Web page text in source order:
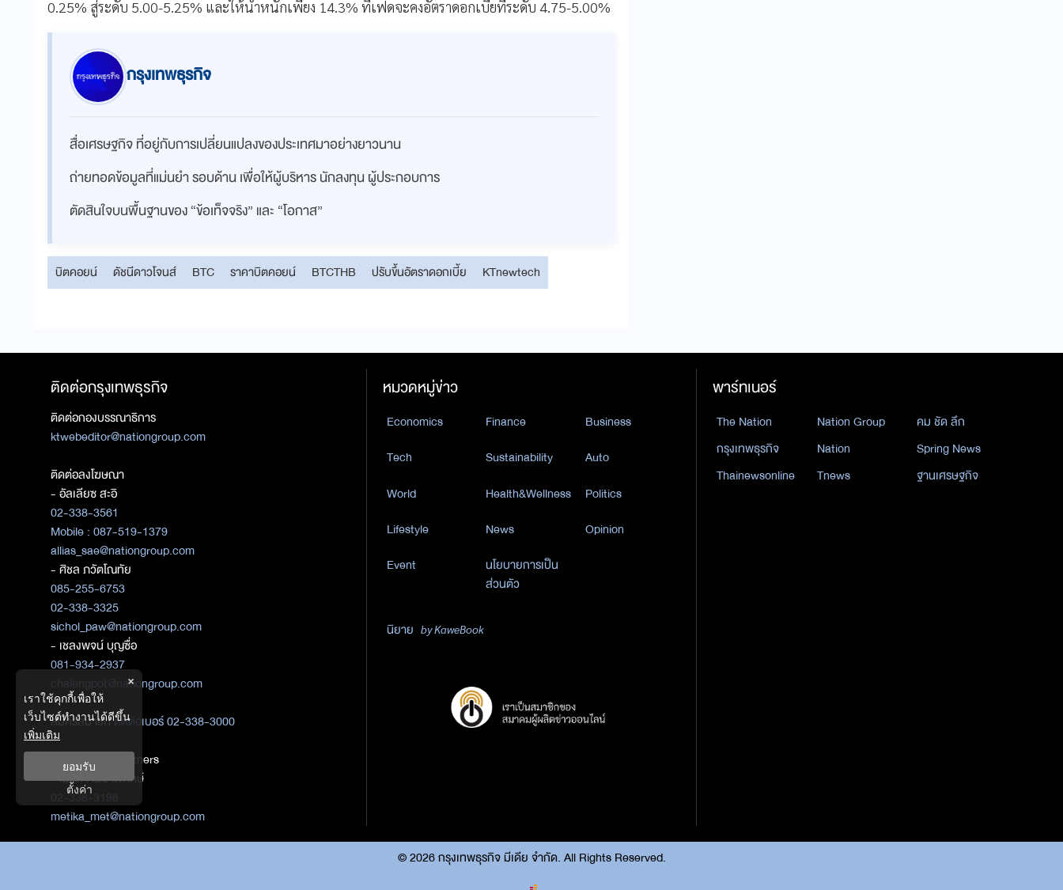
0.25% สู่ระดับ 5.00-5.25% และให้น้ำหนักเพียง 14.3% ที่เฟดจะคงอัตราดอกเบี้ยที่ระดับ 4.75-5.00%
กรุงเทพธุรกิจ
สื่อเศรษฐกิจ ที่อยู่กับการเปลี่ยนแปลงของประเทศมาอย่างยาวนาน
ถ่ายทอดข้อมูลที่แม่นยำ รอบด้าน เพื่อให้ผู้บริหาร นักลงทุน ผู้ประกอบการ
ตัดสินใจบนพื้นฐานของ “ข้อเท็จจริง” และ “โอกาส”
บิตคอยน์ ดัชนีดาวโจนส์ BTC ราคาบิตคอยน์ BTCTHB ปรับขึ้นอัตราดอกเบี้ย KTnewtech
ติดต่อกรุงเทพธุรกิจ
ติดต่อกองบรรณาธิการ
ktwebeditor@nationgroup.com
ติดต่อลงโฆษณา
- อัลเลียซ สะอิ
02-338-3561
Mobile : 087-519-1379
allias_sae@nationgroup.com
- ศิชล ภวัตโณทัย
085-255-6753
02-338-3325
sichol_paw@nationgroup.com
- เชลงพจน์ บุญซื่อ
081-934-2937
chalengpot@nationgroup.com
สมัครสมาชิกติดต่อเบอร์ 02-338-3000
ติดต่อ Media Partners
- เมธิกา เมธาพิทักษ์
02-338-3198
metika_met@nationgroup.com
หมวดหมู่ข่าว
Economics Finance
Business
Tech
Sustainability
Auto
World
Health&Wellness
Politics
Lifestyle
News
Opinion
Event
นโยบายการเป็น
ส่วนตัว
นิยาย by KaweBook
พาร์ทเนอร์
The Nation Nation Group
คม ชัด ลึก
กรุงเทพธุรกิจ
Nation
Spring News
Thainewsonline
Tnews ฐานเศรษฐกิจ
©2026กรุงเทพธุรกิจ มีเดีย จำกัด. All Rights Reserved.
×
เราใช้คุกกี้เพื่อให้
เว็บไซต์ทำงานได้ดีขึ้น
เพิ่มเติม
ยอมรับ
ตั้งค่า